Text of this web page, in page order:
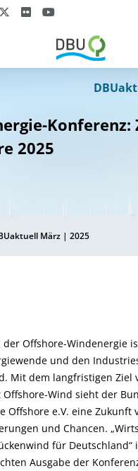
2025
März | 2025
der Offshore-Windenergie
und den
Mit dem langfristigen Ziel
Offshore-Wind sieht der
Offshore e.V. eine Zukunft
und Chancen.
für Deutschland“
Ausgabe der